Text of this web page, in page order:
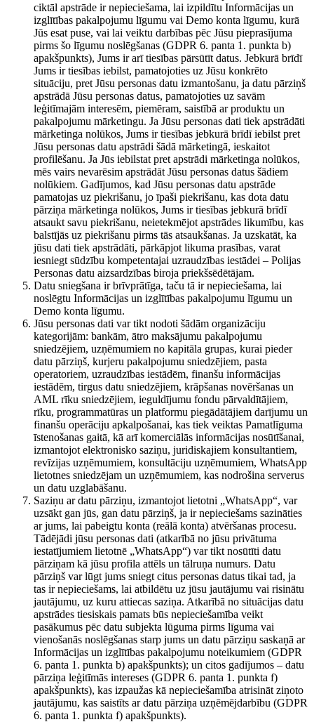
ciktāl apstrāde ir nepieciešama, lai izpildītu Informācijas un
izglītības pakalpojumu līgumu vai Demo konta līgumu, kurā
Jūs esat puse, vai lai veiktu darbības pēc Jūsu pieprasījuma
pirms šo līgumu noslēgšanas (GDPR 6. panta 1. punkta b)
apakšpunkts), Jums ir arī tiesības pārsūtīt datus. Jebkurā brīdī
Jums ir tiesības iebilst, pamatojoties uz Jūsu konkrēto
situāciju, pret Jūsu personas datu izmantošanu, ja datu pārziņš
apstrādā Jūsu personas datus, pamatojoties uz savām
leģitīmajām interesēm, piemēram, saistībā ar produktu un
pakalpojumu mārketingu. Ja Jūsu personas dati tiek apstrādāti
mārketinga nolūkos, Jums ir tiesības jebkurā brīdī iebilst pret
Jūsu personas datu apstrādi šādā mārketingā, ieskaitot
profilēšanu. Ja Jūs iebilstat pret apstrādi mārketinga nolūkos,
mēs vairs nevarēsim apstrādāt Jūsu personas datus šādiem
nolūkiem. Gadījumos, kad Jūsu personas datu apstrāde
pamatojas uz piekrišanu, jo īpaši piekrišanu, kas dota datu
pārziņa mārketinga nolūkos, Jums ir tiesības jebkurā brīdī
atsaukt savu piekrišanu, neietekmējot apstrādes likumību, kas
balstījās uz piekrišanu pirms tās atsaukšanas. Ja uzskatāt, ka
jūsu dati tiek apstrādāti, pārkāpjot likuma prasības, varat
iesniegt sūdzību kompetentajai uzraudzības iestādei – Polijas
Personas datu aizsardzības biroja priekšsēdētājam.
Datu sniegšana ir brīvprātīga, taču tā ir nepieciešama, lai
noslēgtu Informācijas un izglītības pakalpojumu līgumu un
Demo konta līgumu.
Jūsu personas dati var tikt nodoti šādām organizāciju
kategorijām: bankām, ātro maksājumu pakalpojumu
sniedzējiem, uzņēmumiem no kapitāla grupas, kurai pieder
datu pārziņš, kurjeru pakalpojumu sniedzējiem, pasta
operatoriem, uzraudzības iestādēm, finanšu informācijas
iestādēm, tirgus datu sniedzējiem, krāpšanas novēršanas un
AML rīku sniedzējiem, ieguldījumu fondu pārvaldītājiem,
rīku, programmatūras un platformu piegādātājiem darījumu un
finanšu operāciju apkalpošanai, kas tiek veiktas Pamatlīguma
īstenošanas gaitā, kā arī komerciālās informācijas nosūtīšanai,
izmantojot elektronisko saziņu, juridiskajiem konsultantiem,
revīzijas uzņēmumiem, konsultāciju uzņēmumiem, WhatsApp
lietotnes sniedzējam un uzņēmumiem, kas nodrošina serverus
un datu uzglabāšanu.
Saziņu ar datu pārziņu, izmantojot lietotni „WhatsApp“, var
uzsākt gan jūs, gan datu pārziņš, ja ir nepieciešams sazināties
ar jums, lai pabeigtu konta (reālā konta) atvēršanas procesu.
Tādējādi jūsu personas dati (atkarībā no jūsu privātuma
iestatījumiem lietotnē „WhatsApp“) var tikt nosūtīti datu
pārziņam kā jūsu profila attēls un tālruņa numurs. Datu
pārziņš var lūgt jums sniegt citus personas datus tikai tad, ja
tas ir nepieciešams, lai atbildētu uz jūsu jautājumu vai risinātu
jautājumu, uz kuru attiecas saziņa. Atkarībā no situācijas datu
apstrādes tiesiskais pamats būs nepieciešamība veikt
pasākumus pēc datu subjekta lūguma pirms līguma vai
vienošanās noslēgšanas starp jums un datu pārziņu saskaņā ar
Informācijas un izglītības pakalpojumu noteikumiem (GDPR
6. panta 1. punkta b) apakšpunkts); un citos gadījumos – datu
pārziņa leģitīmās intereses (GDPR 6. panta 1. punkta f)
apakšpunkts), kas izpaužas kā nepieciešamība atrisināt ziņoto
jautājumu, kas saistīts ar datu pārziņa uzņēmējdarbību (GDPR
6. panta 1. punkta f) apakšpunkts).